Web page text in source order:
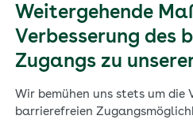
Weitergehende
Verbesserung des
Zugangs zu
Wir bemühen uns stets um die
barrierefreien